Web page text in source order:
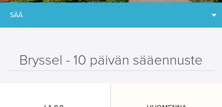
SÄÄ
Bryssel - 10 päivän sääennuste